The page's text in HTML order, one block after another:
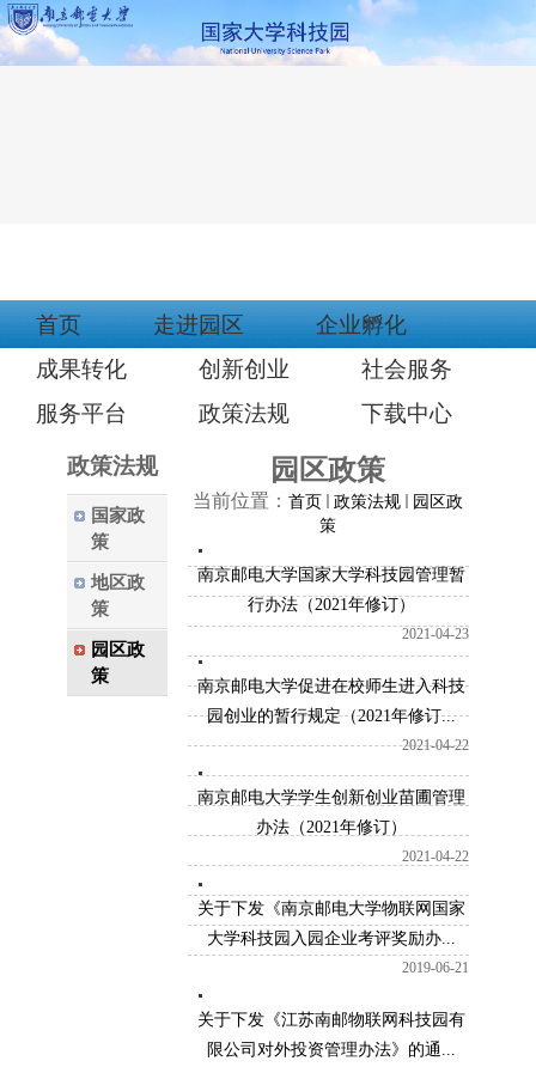
首页 走进园区
企业孵化
成果转化
创新创业
社会服务
服务平台
政策法规 下载中心
政策法规
国家政
策
地区政
策
园区政
策
园区政策
当前位置：首页 政策法规
园区政
策
南京邮电大学国家大学科技园管理暂
行办法（2021年修订）
2021-04-23
南京邮电大学促进在校师生进入科技
园创业的暂行规定（2021年修订...
2021-04-22
南京邮电大学学生创新创业苗圃管理
办法（2021年修订）
2021-04-22
关于下发《南京邮电大学物联网国家
大学科技园入园企业考评奖励办...
2019-06-21
关于下发《江苏南邮物联网科技园有
限公司对外投资管理办法》的通...